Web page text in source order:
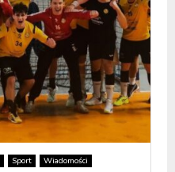
Sport Wiadomości